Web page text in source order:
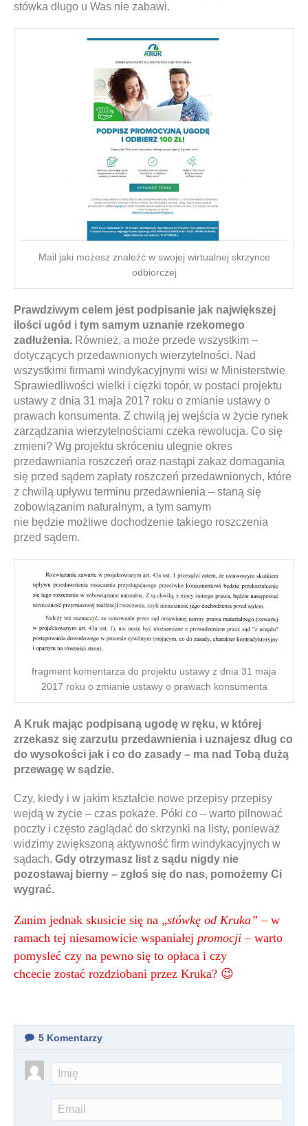
stówka długo u Was nie zabawi.
Mail jaki możesz znaleźć w swojej wirtualnej skrzynce
odbiorczej
Prawdziwym celem jest podpisanie jak największej
ilości ugód i tym samym uznanie rzekomego
zadłużenia. Również, a może przede wszystkim –
dotyczących przedawnionych wierzytelności. Nad
wszystkimi firmami windykacyjnymi wisi w Ministerstwie
Sprawiedliwości wielki i ciężki topór, w postaci projektu
ustawy z dnia 31 maja 2017 roku o zmianie ustawy o
prawach konsumenta. Z chwilą jej wejścia w życie rynek
zarządzania wierzytelnościami czeka rewolucja. Co się
zmieni? Wg projektu skróceniu ulegnie okres
przedawniania roszczeń oraz nastąpi zakaz domagania
się przed sądem zapłaty roszczeń przedawnionych, które
z chwilą upływu terminu przedawnienia – staną się
zobowiązanim naturalnym, a tym samym
nie będzie możliwe dochodzenie takiego roszczenia
przed sądem.
fragment komentarza do projektu ustawy z dnia 31 maja
2017 roku o zmianie ustawy o prawach konsumenta
A Kruk mając podpisaną ugodę w ręku, w której
zrzekasz się zarzutu przedawnienia i uznajesz dług co
do wysokości jak i co do zasady – ma nad Tobą dużą
przewagę w sądzie.
Czy, kiedy i w jakim kształcie nowe przepisy przepisy
wejdą w życie – czas pokaże. Póki co – warto pilnować
poczty i często zaglądać do skrzynki na listy, ponieważ
widzimy zwiększoną aktywność firm windykacyjnych w
sądach. Gdy otrzymasz list z sądu nigdy nie
pozostawaj bierny – zgłoś się do nas, pomożemy Ci
wygrać.
Zanim jednak skusicie się na „stówkę od Kruka” – w
ramach tej niesamowicie wspaniałej promocji – warto
pomysleć czy na pewno się to opłaca i czy
chcecie zostać rozdziobani przez Kruka? 😉
5 Komentarzy